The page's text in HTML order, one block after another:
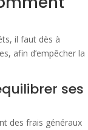
il faut dès à
afin d’empêcher la
ses
des frais généraux